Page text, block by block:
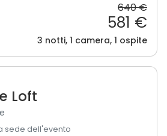
640 €
581 €
3 notti, 1 camera, 1 ospite
Loft
sede dell'evento